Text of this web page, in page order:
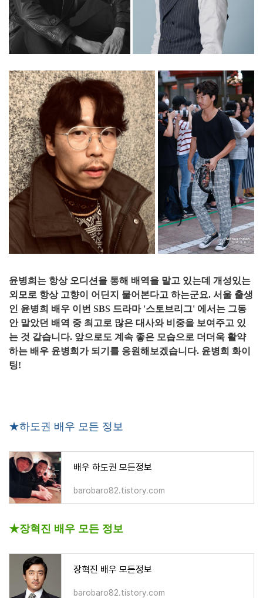
윤병희는 항상 오디션을 통해 배역을 맡고 있는데 개성있는
외모로 항상 고향이 어딘지 물어본다고 하는군요. 서울 출생
인 윤병희 배우 이번 SBS 드라마 '스토브리그' 에서는 그동
안 맡았던 배역 중 최고로 많은 대사와 비중을 보여주고 있
는 것 같습니다. 앞으로도 계속 좋은 모습으로 더더욱 활약
하는 배우 윤병희가 되기를 응원해보겠습니다. 윤병희 화이
팅!
★하도권 배우 모든 정보
배우 하도권 모든정보
barobaro82.tistory.com
★장혁진 배우 모든 정보
장혁진 배우 모든정보
barobaro82.tistory.com